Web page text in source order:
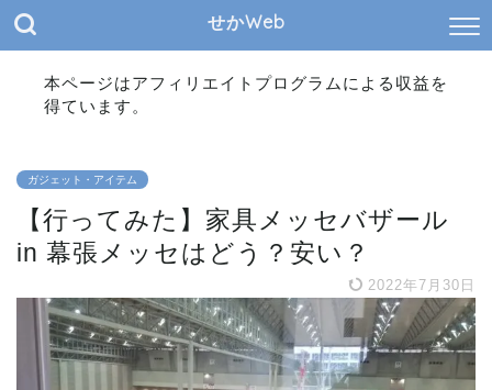
せかWeb
本ページはアフィリエイトプログラムによる収益を
得ています。
ガジェット・アイテム
【行ってみた】家具メッセバザール
in 幕張メッセはどう？安い？
2022年7月30日